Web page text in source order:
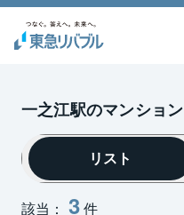
一之江駅のマンション
該当： 3件
リスト